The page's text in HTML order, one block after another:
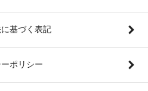
基づく表記
ポリシー